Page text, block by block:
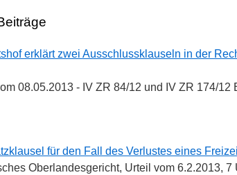
erklärt zwei Ausschlussklauseln in der
08.05.2013 - IV ZR 84/12 und IV ZR 174/12
für den Fall des Verlustes eines
Oberlandesgericht, Urteil vom 6.2.2013, 7